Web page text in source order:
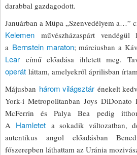
darabbal gazdagodott.
Januárban a Müpa „Szenvedélyem a…”
Kelemen művészházaspárt
a Bernstein maraton; márciusban a
Lear című előadása ihletett meg.
operát láttam, amelyekről áprilisban
Májusban három világsztár énekelt
York-i Metropolitanban Joys DiDonato
McFerrin és Palya Bea pedig
A Hamletet a sokadik változatban,
autentikus angol előadásban
főszerepben láthattam az Uránia